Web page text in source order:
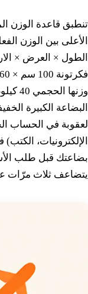
تنطبق قاعدة الوزن
الأعلى بين الوزن
البضاعة الكبيرة
لعقوبة في الحساب
الإلكترونيات،
بضاعتك قبل طلب
يتضاعف ثلاث مرّات